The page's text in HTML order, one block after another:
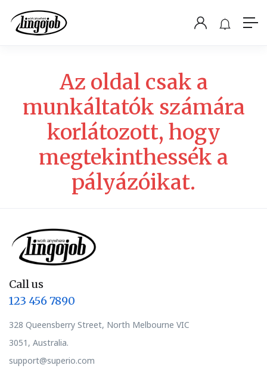
Az oldal csak a
munkáltatók számára
korlátozott, hogy
megtekinthessék a
pályázóikat.
Call us
123 456 7890
328 Queensberry Street, North Melbourne VIC
3051, Australia.
support@superio.com